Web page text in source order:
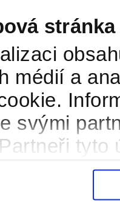
médií a
svými
tyto
které